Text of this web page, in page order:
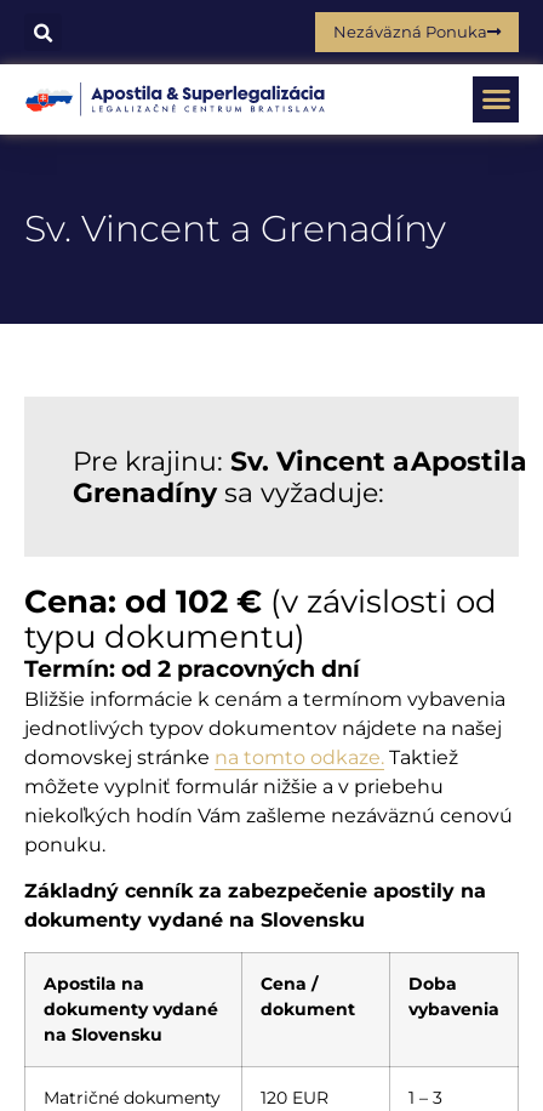
Nezáväzná Ponuka
Sv. Vincent a Grenadíny
Pre krajinu: Sv. Vincent a
Grenadínysa vyžaduje:
Apostila
Cena: od 102 € (v závislosti od
typu dokumentu)
Termín: od 2 pracovných dní
Bližšie informácie k cenám a termínom vybavenia
jednotlivých typov dokumentov nájdete na našej
domovskej stránke na tomto odkaze. Taktiež
môžete vyplniť formulár nižšie a v priebehu
niekoľkých hodín Vám zašleme nezáväznú cenovú
ponuku.
Základný cenník za zabezpečenie apostily na
dokumenty vydané na Slovensku
Apostila na
dokumenty vydané
na Slovensku
Cena /
dokument
Doba
vybavenia
Matričné dokumenty
120 EUR
1 – 3